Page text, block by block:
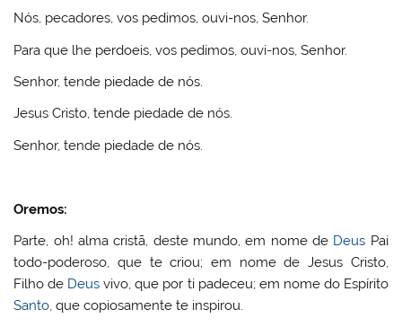
Nós, pecadores, vos pedimos, ouvi-nos, Senhor.
Para que lhe perdoeis, vos pedimos, ouvi-nos, Senhor.
Senhor, tende piedade de nós.
Jesus Cristo, tende piedade de nós.
Senhor, tende piedade de nós.
Oremos:
Parte, oh! alma cristã, deste mundo, em nome de Deus Pai
todo-poderoso, que te criou; em nome de Jesus Cristo,
Filho de Deus vivo, que por ti padeceu; em nome do Espírito
Santo, que copiosamente te inspirou.